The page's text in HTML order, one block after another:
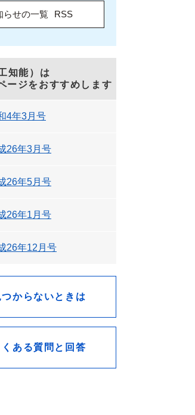
らせの一覧 RSS
知能）は
ージをおすすめします
4年3月号
26年3月号
26年5月号
26年1月号
26年12月号
つからないときは
くある質問と回答